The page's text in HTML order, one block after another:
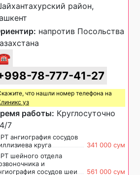
район,
напротив Посольства
78-777-41-27
что нашли номер телефона на
уз
работы: Круглосуточно
7
ангиография сосудов
круга
341 000 сум
шейного отдела
и
сосудов шеи
561 000 сум